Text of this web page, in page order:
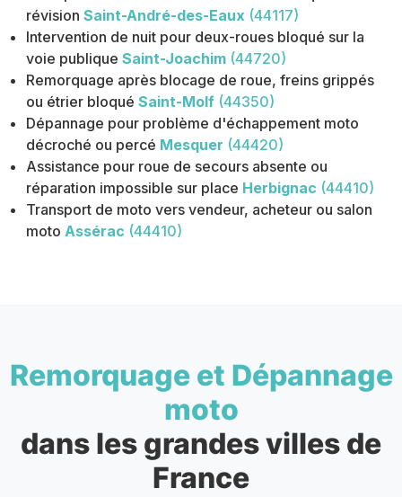
révision Saint-André-des-Eaux (44117)
Intervention de nuit pour deux-roues bloqué sur la
voie publique Saint-Joachim (44720)
Remorquage après blocage de roue, freins grippés
ou étrier bloqué Saint-Molf (44350)
Dépannage pour problème d'échappement moto
décroché ou percé Mesquer (44420)
Assistance pour roue de secours absente ou
réparation impossible sur place Herbignac (44410)
Transport de moto vers vendeur, acheteur ou salon
moto Assérac (44410)
Remorquage et Dépannage
moto
dans les grandes villes de
France